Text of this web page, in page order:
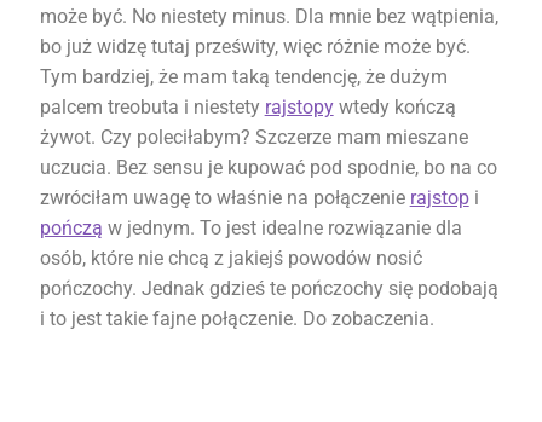
może być. No niestety minus. Dla mnie bez wątpienia,
bo już widzę tutaj prześwity, więc różnie może być.
Tym bardziej, że mam taką tendencję, że dużym
palcem treobuta i niestety rajstopywtedy kończą
żywot. Czy poleciłabym? Szczerze mam mieszane
uczucia. Bez sensu je kupować pod spodnie, bo na co
zwróciłam uwagę to właśnie na połączenie rajstopi
pończą w jednym. To jest idealne rozwiązanie dla
osób, które nie chcą z jakiejś powodów nosić
pończochy. Jednak gdzieś te pończochy się podobają
i to jest takie fajne połączenie. Do zobaczenia.